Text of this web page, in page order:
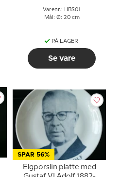
Varenr.: HBS01
Mål: Ø: 20 cm
PÅ LAGER
Se vare
SPAR 56%
Elgporslin platte med